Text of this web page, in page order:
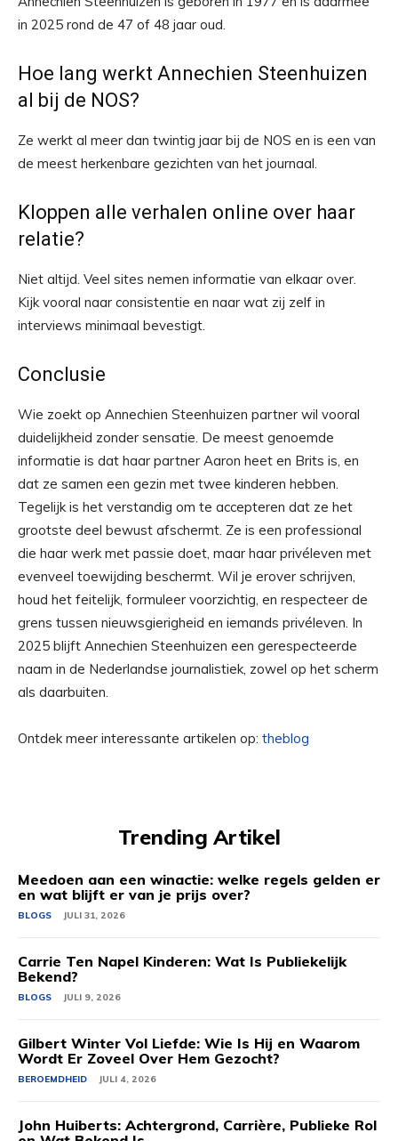
in 2025 rond de 47 of 48 jaar oud.
Hoe lang werkt Annechien Steenhuizen
al bij de NOS?
Ze werkt al meer dan twintig jaar bij de NOS en is een van
de meest herkenbare gezichten van het journaal.
Kloppen alle verhalen online over haar
relatie?
Niet altijd. Veel sites nemen informatie van elkaar over.
Kijk vooral naar consistentie en naar wat zij zelf in
interviews minimaal bevestigt.
Conclusie
Wie zoekt op Annechien Steenhuizen partner wil vooral
duidelijkheid zonder sensatie. De meest genoemde
informatie is dat haar partner Aaron heet en Brits is, en
dat ze samen een gezin met twee kinderen hebben.
Tegelijk is het verstandig om te accepteren dat ze het
grootste deel bewust afschermt. Ze is een professional
die haar werk met passie doet, maar haar privéleven met
evenveel toewijding beschermt. Wil je erover schrijven,
houd het feitelijk, formuleer voorzichtig, en respecteer de
grens tussen nieuwsgierigheid en iemands privéleven. In
2025 blijft Annechien Steenhuizen een gerespecteerde
naam in de Nederlandse journalistiek, zowel op het scherm
als daarbuiten.
Ontdek meer interessante artikelen op: theblog
Trending Artikel
Meedoen aan een winactie: welke regels gelden er
en wat blijft er van je prijs over?
BLOGS JULI 31, 2026
Carrie Ten Napel Kinderen: Wat Is Publiekelijk
Bekend?
BLOGS JULI 9, 2026
Gilbert Winter Vol Liefde: Wie Is Hij en Waarom
Wordt Er Zoveel Over Hem Gezocht?
BEROEMDHEID JULI 4, 2026
John Huiberts: Achtergrond, Carrière, Publieke Rol